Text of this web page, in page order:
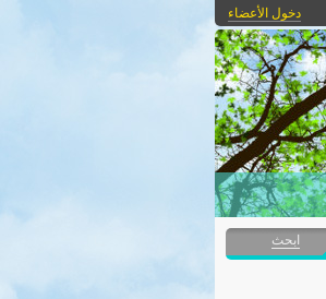
دخول الأعضاء
ابحث